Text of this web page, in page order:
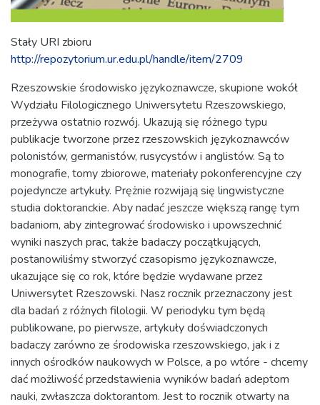
Stały URI zbioru
http://repozytorium.ur.edu.pl/handle/item/2709
Rzeszowskie środowisko językoznawcze, skupione wokół
Wydziału Filologicznego Uniwersytetu Rzeszowskiego,
przeżywa ostatnio rozwój. Ukazują się różnego typu
publikacje tworzone przez rzeszowskich językoznawców
polonistów, germanistów, rusycystów i anglistów. Są to
monografie, tomy zbiorowe, materiały pokonferencyjne czy
pojedyncze artykuły. Prężnie rozwijają się lingwistyczne
studia doktoranckie. Aby nadać jeszcze większą rangę tym
badaniom, aby zintegrować środowisko i upowszechnić
wyniki naszych prac, także badaczy początkujących,
postanowiliśmy stworzyć czasopismo językoznawcze,
ukazujące się co rok, które będzie wydawane przez
Uniwersytet Rzeszowski. Nasz rocznik przeznaczony jest
dla badań z różnych filologii. W periodyku tym będą
publikowane, po pierwsze, artykuły doświadczonych
badaczy zarówno ze środowiska rzeszowskiego, jak i z
innych ośrodków naukowych w Polsce, a po wtóre - chcemy
dać możliwość przedstawienia wyników badań adeptom
nauki, zwłaszcza doktorantom. Jest to rocznik otwarty na